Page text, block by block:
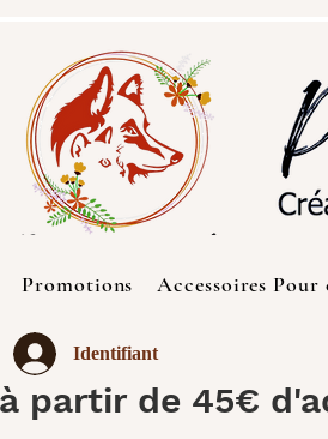
Promotions Accessoires Pour
Identifiant
partir de 45€